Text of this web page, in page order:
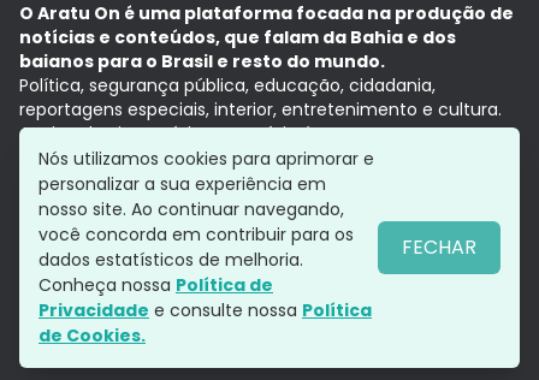
O Aratu On é uma plataforma focada na produção de
notícias e conteúdos, que falam da Bahia e dos
baianos para o Brasil e resto do mundo.
Política, segurança pública, educação, cidadania,
reportagens especiais, interior, entretenimento e cultura.
Aqui, tudo vira notícia e a notícia é no tempo presente,
com a credibilidade do Grupo Aratu.
Grupo Aratu
Política de privacidade
Siga-nos
Nós utilizamos cookies para aprimorar e
personalizar a sua experiência em
nosso site. Ao continuar navegando,
você concorda em contribuir para os
dados estatísticos de melhoria.
Conheça nossa Política de
Privacidade e consulte nossa Política
de Cookies.
FECHAR